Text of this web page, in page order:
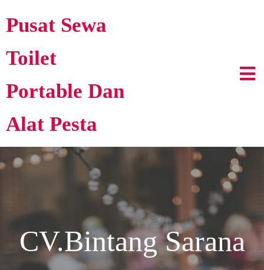
Pusat Sewa
Toilet
Portable Dan
Alat Pesta
CV.Bintang Sarana